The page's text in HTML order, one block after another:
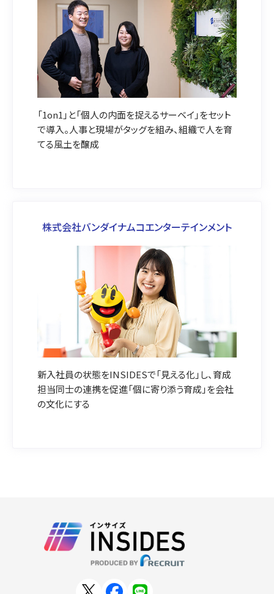
「1on1」と「個人の内面を捉えるサーベイ」をセット
で導入。人事と現場がタッグを組み、組織で人を育
てる風土を醸成
株式会社バンダイナムコエンターテインメント
新入社員の状態をINSIDESで「見える化」し、育成
担当同士の連携を促進「個に寄り添う育成」を会社
の文化にする